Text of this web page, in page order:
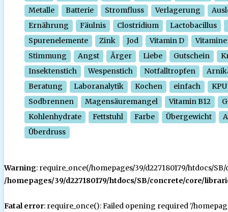
Metalle
Batterie Stromfluss Verlagerung
Ernährung
Fäulnis Clostridium
Lactobacillus
Spurenelemente
Zink Jod Vitamin D
Vitamine
Stimmung
Angst Ärger Liebe Gutschein
Insektenstich
Wespenstich Notfalltropfen
Beratung
Laboranalytik Kochen einfach
KPU
Sodbrennen
Magensäuremangel Vitamin B12
Kohlenhydrate
Fettstuhl Farbe Übergewicht
Überdruss
Warning: require_once(/homepages/39/d227180179/htdocs/
/homepages/39/d227180179/htdocs/SB/concrete/core/
Fatal error: require_once(): Failed opening required '/